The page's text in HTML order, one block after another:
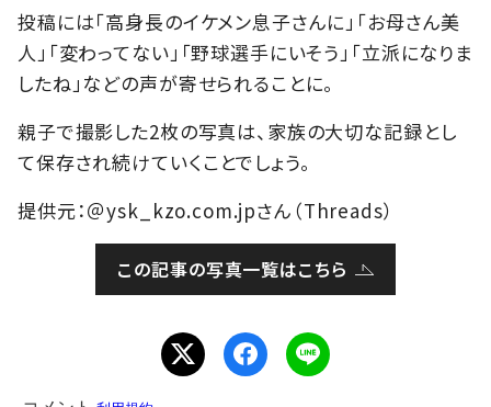
投稿には「高身長のイケメン息子さんに」「お母さん美
人」「変わってない」「野球選手にいそう」「立派になりま
したね」などの声が寄せられることに。
親子で撮影した2枚の写真は、家族の大切な記録とし
て保存され続けていくことでしょう。
提供元：＠ysk_kzo.com.jpさん（Threads）
この記事の写真一覧はこちら